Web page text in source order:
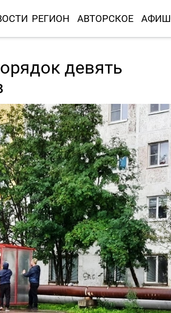
РЕГИОН АВТОРСКОЕ
девять